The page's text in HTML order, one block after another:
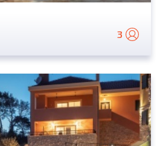
3